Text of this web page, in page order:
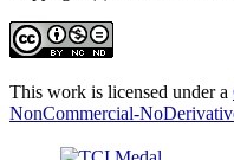
This work is licensed under a
NonCommercial-